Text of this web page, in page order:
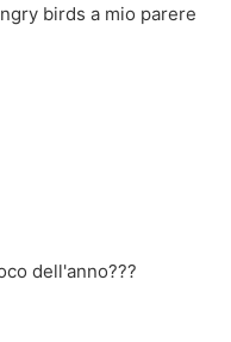
birds a mio parere
dell'anno???